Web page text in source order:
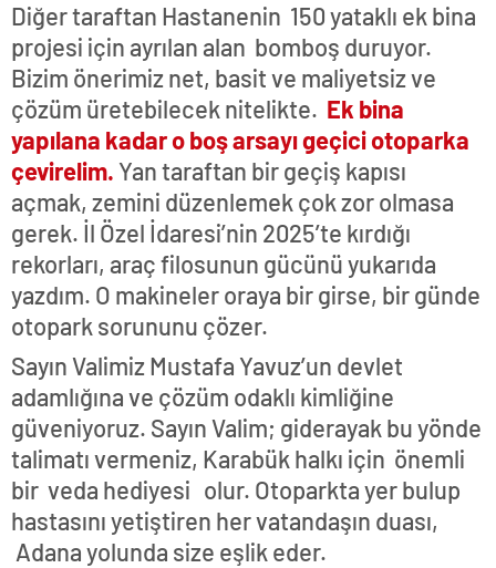
Diğer taraftan Hastanenin 150 yataklı ek bina
projesi için ayrılan alan bomboş duruyor.
Bizim önerimiz net, basit ve maliyetsiz ve
çözüm üretebilecek nitelikte. Ek bina
yapılana kadar o boş arsayı geçici otoparka
çevirelim. Yan taraftan bir geçiş kapısı
açmak, zemini düzenlemek çok zor olmasa
gerek. İl Özel İdaresi’nin 2025’te kırdığı
rekorları, araç filosunun gücünü yukarıda
yazdım. O makineler oraya bir girse, bir günde
otopark sorununu çözer.
Sayın Valimiz Mustafa Yavuz’un devlet
adamlığına ve çözüm odaklı kimliğine
güveniyoruz. Sayın Valim; giderayak bu yönde
talimatı vermeniz, Karabük halkı için önemli
bir veda hediyesi olur. Otoparkta yer bulup
hastasını yetiştiren her vatandaşın duası,
Adana yolunda size eşlik eder.